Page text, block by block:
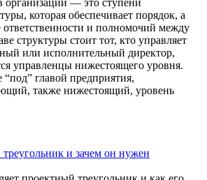
организации — это ступени
которая обеспечивает порядок, а
ответственности и полномочий между
структуры стоит тот, кто управляет
или исполнительный директор,
управленцы нижестоящего уровня.
главой предприятия,
также нижестоящий, уровень
и зачем он нужен